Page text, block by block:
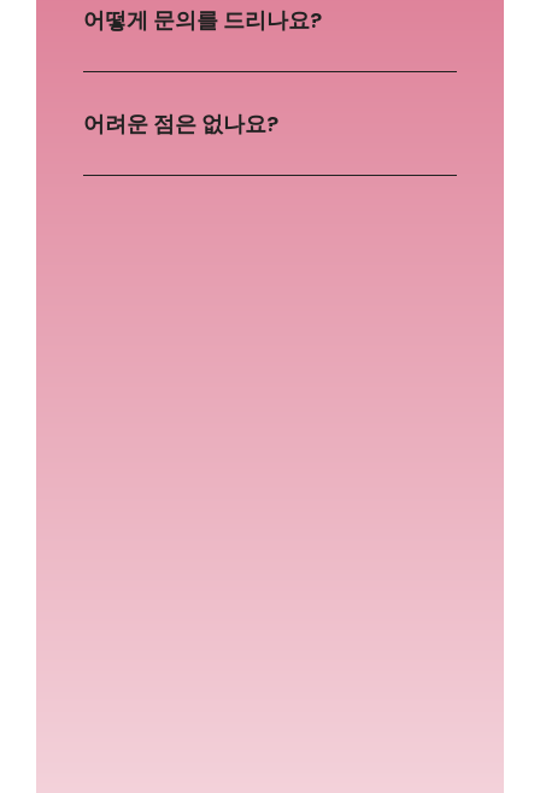
어떻게 문의를 드리나요?
어려운 점은 없나요?